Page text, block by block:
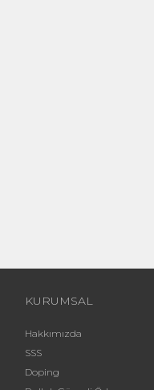
KURUMSAL
Hakkımızda
SSS
Doping